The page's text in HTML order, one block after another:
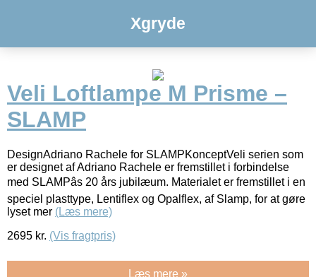
Xgryde
Veli Loftlampe M Prisme –
SLAMP
DesignAdriano Rachele for SLAMPKonceptVeli serien som
er designet af Adriano Rachele er fremstillet i forbindelse
med SLAMPâs 20 års jubilæum. Materialet er fremstillet i en
speciel plasttype, Lentiflex og Opalflex, af Slamp, for at gøre
lyset mer (Læs mere)
2695 kr. (Vis fragtpris)
Læs mere »